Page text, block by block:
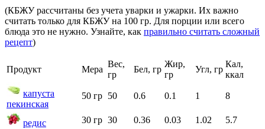
(КБЖУ рассчитаны без учета уварки и ужарки. Их важно
считать только для КБЖУ на 100 гр. Для порции или всего
блюда это не нужно. Узнайте, как правильно считать сложный
рецепт)
Продукт Мера
Вес,
гр
Бел, гр
Жир,
гр
Угл, гр
Кал,
ккал
капуста
пекинская
50 гр 50 0.6 0.1 1 8
редис 30 гр 30 0.36 0.03 1.02 5.7